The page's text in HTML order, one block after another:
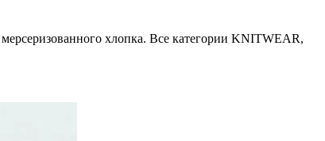
хлопка. Все категории KNITWEAR,